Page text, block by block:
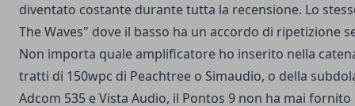
diventato costante durante tutta la recensione. Lo
The Waves" dove il basso ha un accordo di ripetizione
Non importa quale amplificatore ho inserito nella
tratti di 150wpc di Peachtree o Simaudio, o della
Adcom 535 e Vista Audio, il Pontos 9 non ha mai